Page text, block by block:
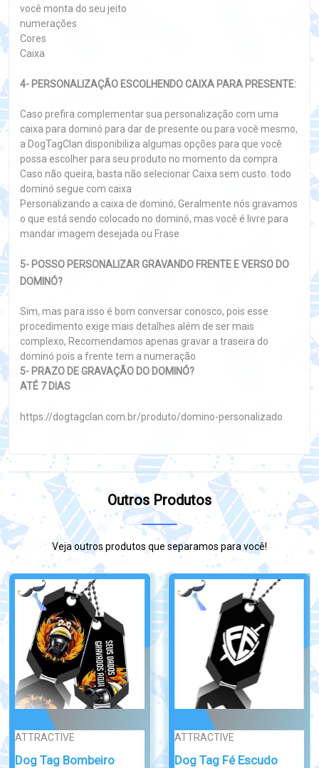
você monta do seu jeito
numerações
Cores
Caixa
4- PERSONALIZAÇÃO ESCOLHENDO CAIXA PARA PRESENTE:
Caso prefira complementar sua personalização com uma
caixa para dominó para dar de presente ou para você mesmo,
a DogTagClan disponibiliza algumas opções para que você
possa escolher para seu produto no momento da compra.
Caso não queira, basta não selecionar Caixa sem custo. todo
dominó segue com caixa
Personalizando a caixa de dominó, Geralmente nós gravamos
o que está sendo colocado no dominó, mas você é livre para
mandar imagem desejada ou Frase
5- POSSO PERSONALIZAR GRAVANDO FRENTE E VERSO DO
DOMINÓ?
Sim, mas para isso é bom conversar conosco, pois esse
procedimento exige mais detalhes além de ser mais
complexo, Recomendamos apenas gravar a traseira do
dominó pois a frente tem a numeração
5- PRAZO DE GRAVAÇÃO DO DOMINÓ?
ATÉ 7 DIAS
https://dogtagclan.com.br/produto/domino-personalizado
Outros Produtos
Veja outros produtos que separamos para você!
Broche/Crachá
Crachá de Identificação
ATTRACTIVE
Dog Tag Cruz